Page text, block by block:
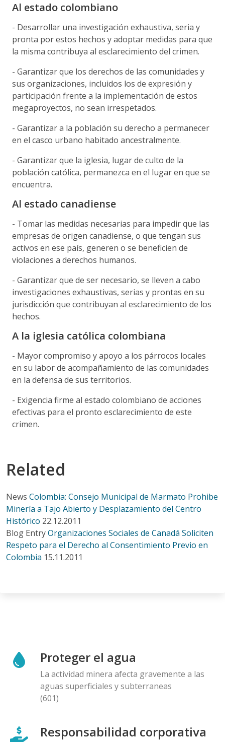
Al estado colombiano
- Desarrollar una investigación exhaustiva, seria y
pronta por estos hechos y adoptar medidas para que
la misma contribuya al esclarecimiento del crimen.
- Garantizar que los derechos de las comunidades y
sus organizaciones, incluidos los de expresión y
participación frente a la implementación de estos
megaproyectos, no sean irrespetados.
- Garantizar a la población su derecho a permanecer
en el casco urbano habitado ancestralmente.
- Garantizar que la iglesia, lugar de culto de la
población católica, permanezca en el lugar en que se
encuentra.
Al estado canadiense
- Tomar las medidas necesarias para impedir que las
empresas de origen canadiense, o que tengan sus
activos en ese país, generen o se beneficien de
violaciones a derechos humanos.
- Garantizar que de ser necesario, se lleven a cabo
investigaciones exhaustivas, serias y prontas en su
jurisdicción que contribuyan al esclarecimiento de los
hechos.
A la iglesia católica colombiana
- Mayor compromiso y apoyo a los párrocos locales
en su labor de acompañamiento de las comunidades
en la defensa de sus territorios.
- Exigencia firme al estado colombiano de acciones
efectivas para el pronto esclarecimiento de este
crimen.
Related
News Colombia: Consejo Municipal de Marmato Prohibe
Minería a Tajo Abierto y Desplazamiento del Centro
Histórico 22.12.2011
Blog EntryOrganizaciones Sociales de Canadá Soliciten
Respeto para el Derecho al Consentimiento Previo en
Colombia 15.11.2011
Proteger el agua
La actividad minera afecta gravemente a las
aguas superficiales y subterraneas
(601)
Responsabilidad corporativa